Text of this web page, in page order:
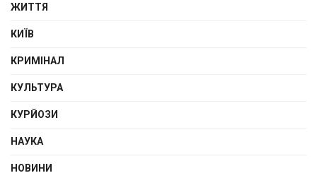
ЖИТТЯ
КИЇВ
КРИМІНАЛ
КУЛЬТУРА
КУРЙОЗИ
НАУКА
НОВИНИ